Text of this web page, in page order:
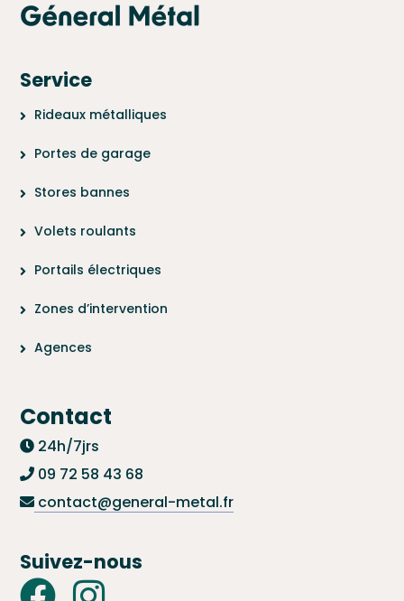
Service
Rideaux métalliques
Portes de garage
Stores bannes
Volets roulants
Portails électriques
Zones d’intervention
Agences
Contact
24h/7jrs
09 72 58 43 68
contact@general-metal.fr
Suivez-nous